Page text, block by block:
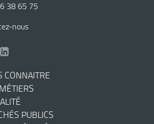
38 65 75
nous
CONNAITRE
PUBLICS